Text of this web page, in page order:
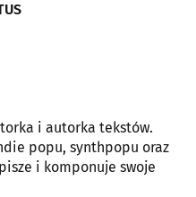
i autorka tekstów.
popu, synthpopu oraz
i komponuje swoje